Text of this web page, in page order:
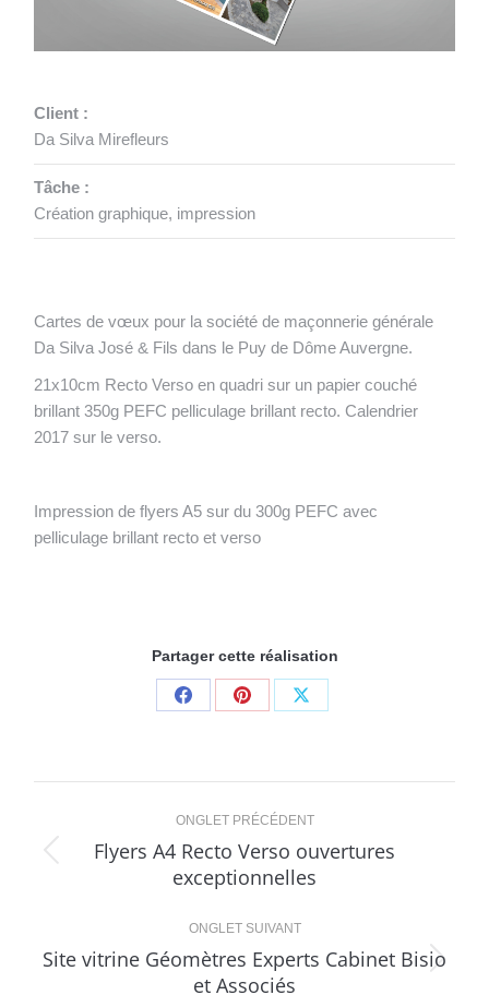
Client :
Da Silva Mirefleurs
Tâche :
Création graphique, impression
Cartes de vœux pour la société de maçonnerie générale
Da Silva José & Fils dans le Puy de Dôme Auvergne.
21x10cm Recto Verso en quadri sur un papier couché
brillant 350g PEFC pelliculage brillant recto. Calendrier
2017 sur le verso.
Impression de flyers A5 sur du 300g PEFC avec
pelliculage brillant recto et verso
Partager cette réalisation
Share
Share
Share
Navigation
de
commentaire
ONGLET PRÉCÉDENT
Onglet
précédent
Flyers A4 Recto Verso ouvertures
exceptionnelles
ONGLET SUIVANT
Projets
similaires
Site vitrine Géomètres Experts Cabinet Bisio
et Associés